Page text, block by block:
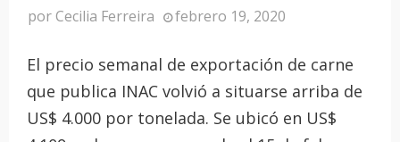
porCecilia Ferreira febrero 19, 2020
El precio semanal de exportación de carne
que publica INAC volvió a situarse arriba de
US$ 4.000 por tonelada. Se ubicó en US$